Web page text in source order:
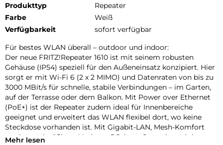
Produkttyp
Repeater
Farbe
Weiß
Verfügbarkeit
sofort verfügbar
Für bestes WLAN überall – outdoor und indoor:
Der neue FRITZ!Repeater 1610 ist mit seinem robusten
Gehäuse (IP54) speziell für den Außeneinsatz konzipiert. Hier
sorgt er mit Wi-Fi 6 (2 x 2 MIMO) und Datenraten von bis zu
3000 MBit/s für schnelle, stabile Verbindungen – im Garten,
auf der Terrasse oder dem Balkon. Mit Power over Ethernet
(PoE+) ist der Repeater zudem ideal für Innenbereiche
geeignet und erweitert das WLAN flexibel dort, wo keine
Steckdose vorhanden ist. Mit Gigabit-LAN, Mesh-Komfort
sowie regelmäßigen Updates, 5 Jahren Garantie und dem
Mehr lesen